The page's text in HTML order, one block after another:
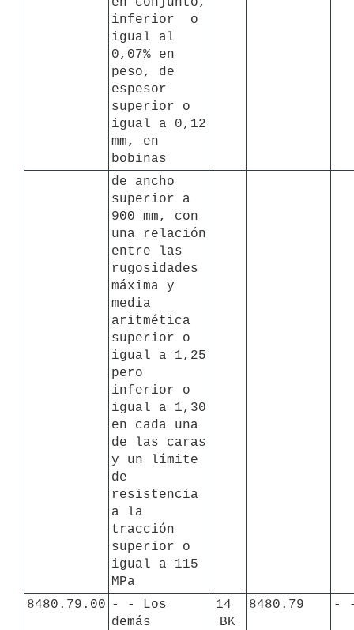
inferior  o
igual al
0,07% en
peso, de
espesor
superior o
igual a 0,12
mm, en
bobinas
de ancho
superior a
900 mm, con
una relación
entre las
rugosidades
máxima y
media
aritmética
superior o
igual a 1,25
pero
inferior o
igual a 1,30
en cada una
de las caras
y un límite
de
resistencia
a la
tracción
superior o
igual a 115
MPa
8480.79.00 - - Los
demás
14
BK
8480.79 - -